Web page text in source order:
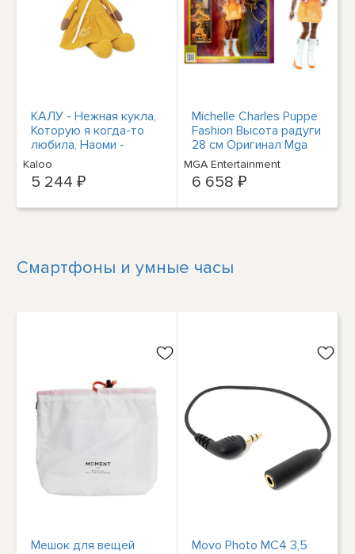
КАЛУ - Нежная кукла,
Которую я когда-то
любила, Наоми -
Большая кукла длиной
25 см - Гельбес К
Kaloo
5 244 ₽
Michelle Charles Puppe
Fashion Высота радуги
28 см Оригинал Mga
Omg O.M.G
MGA Entertainment
6 658 ₽
Смартфоны и умные часы
Мешок для вещей
Movo Photo MC4 3,5